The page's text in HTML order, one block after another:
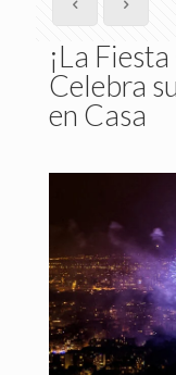
¡La
Celebra
en Casa